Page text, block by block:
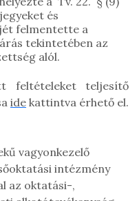
és
felmentette a
tekintetében az
alól.
feltételeket teljesítő
ide kattintva érhető el.
vagyonkezelő
intézmény
az oktatási-,